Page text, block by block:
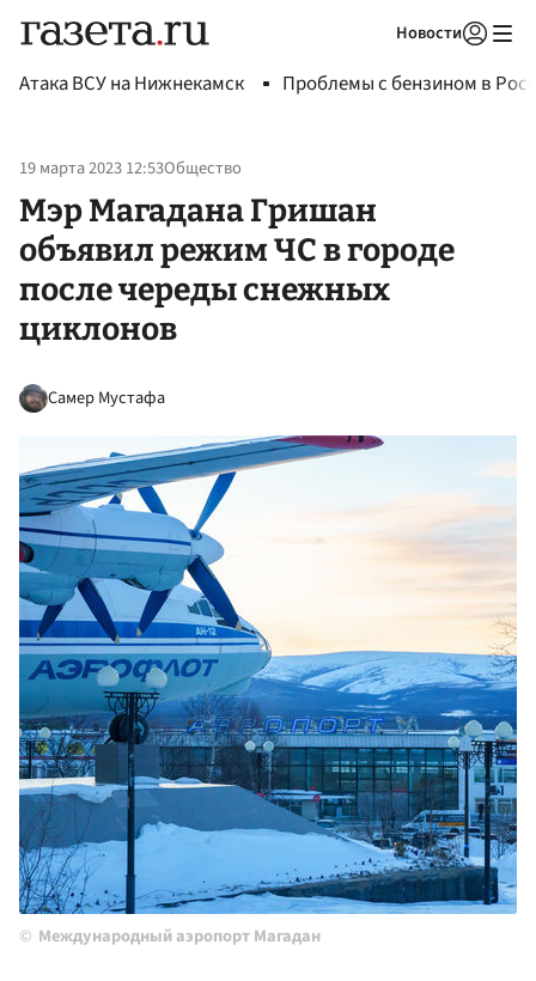
Новости
Атака ВСУ на Нижнекамск Проблемы с бензином в
19 марта 2023 12:53Общество
Мэр Магадана Гришан
объявил режим ЧС в городе
после череды снежных
циклонов
Самер Мустафа
Международный аэропорт Магадан